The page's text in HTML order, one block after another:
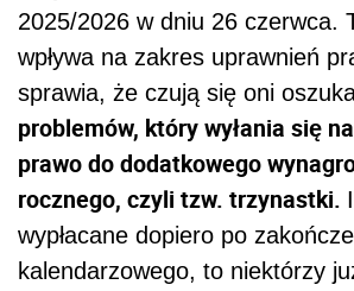
2025/2026 w dniu 26 czerwca.
wpływa na zakres uprawnień
sprawia, że czują się oni
problemów, który wyłania się
prawo do dodatkowego
rocznego, czyli tzw. trzynastki.
wypłacane dopiero po
kalendarzowego, to niektórzy